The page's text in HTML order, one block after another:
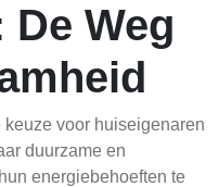
Weg
voor huiseigenaren
duurzame en
energiebehoeften te